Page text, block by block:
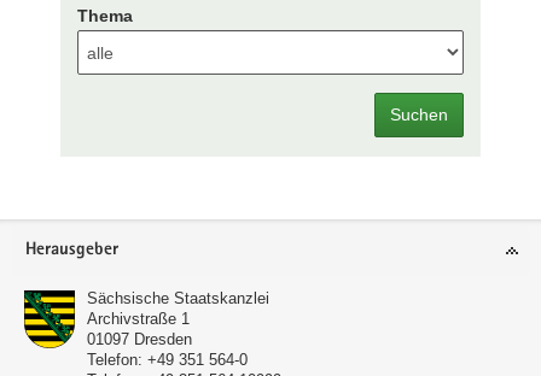
Thema
Suchen
Footer-
Herausgeber
Sächsische Staatskanzlei
Archivstraße 1
01097 Dresden
Telefon: +49 351 564-0